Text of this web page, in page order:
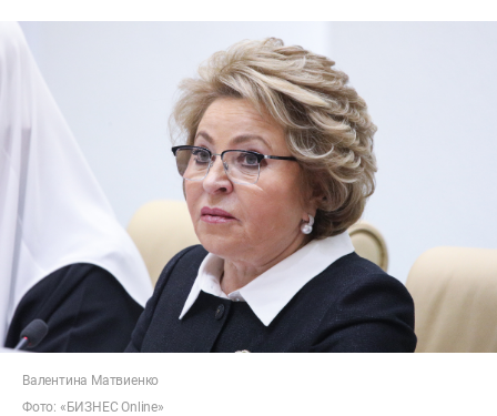
Валентина Матвиенко
Фото: «БИЗНЕС Online»